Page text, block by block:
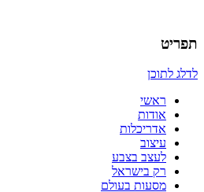
כמו אויר לנשימה –
אדריכלית
תפריט
לדלג לתוכן
ראשי
אודות
אדריכלות
עיצוב
לעצב בצבע
רק בישראל
מסעות בעולם